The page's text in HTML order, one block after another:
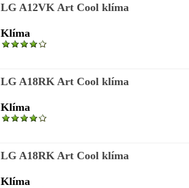
LG A12VK Art Cool klíma
Klíma
LG A18RK Art Cool klíma
Klíma
LG A18RK Art Cool klíma
Klíma